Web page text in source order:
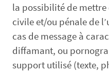
la possibilité de
civile et/ou pénale de
cas de message à
diffamant, ou
support utilisé (texte,